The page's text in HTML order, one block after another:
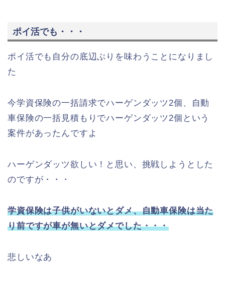
ポイ活でも・・・
ポイ活でも自分の底辺ぶりを味わうことになりまし
た
今学資保険の一括請求でハーゲンダッツ2個、自動
車保険の一括見積もりでハーゲンダッツ2個という
案件があったんですよ
ハーゲンダッツ欲しい！と思い、挑戦しようとした
のですが・・・
学資保険は子供がいないとダメ、自動車保険は当た
り前ですが車が無いとダメでした・・・
悲しいなあ